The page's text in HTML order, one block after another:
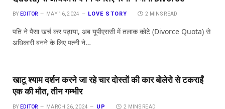
BY EDITOR MAY 16, 2024 LOVE STORY 2 MINS READ
पति ने पैसा खर्च कर पढ़ाया, अब यूपीएससी में तलाक कोटे (Divorce Quota) से
अधिकारी बनने के लिए पत्नी ने…
खाटू श्याम दर्शन करने जा रहे चार दोस्तों की कार बोलेरो से टकराईं
एक की मौत, तीन गम्भीर
BY EDITOR MARCH 26, 2024 UP 2 MINS READ